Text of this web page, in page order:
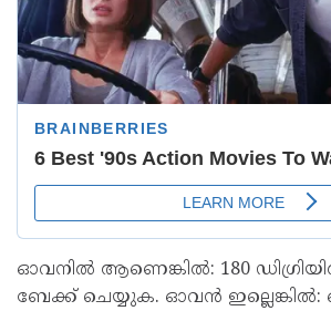
ഓവനിൽ ആണെങ്കിൽ: 180 ഡിഗ്രിയിൽ
ബേക്ക് ചെയ്യുക. ഓവൻ ഇല്ലെങ്കിൽ: